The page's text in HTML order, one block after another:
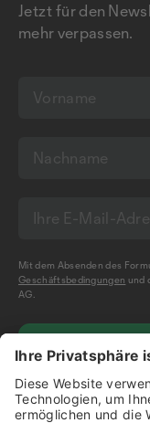
Jetzt für den
mehr verpassen.
Mit dem Absenden des
Geschäftsbedingungen und
AG.